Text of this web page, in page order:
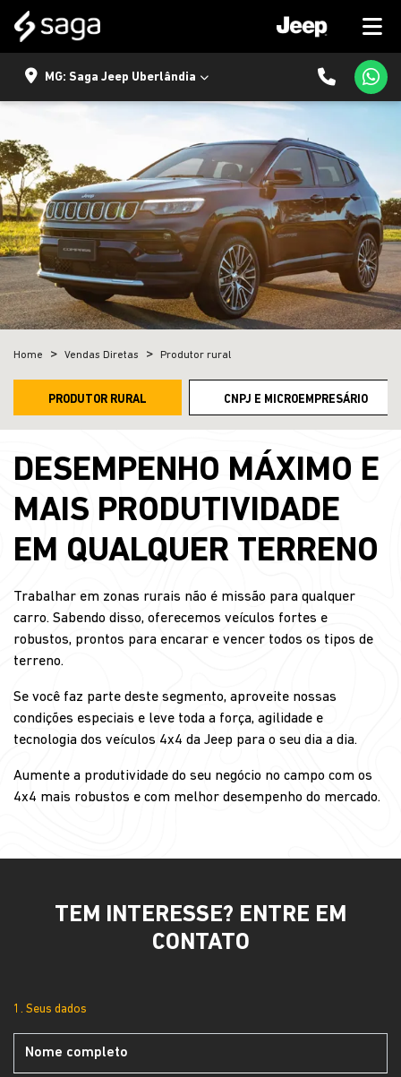
MG: Saga Jeep Uberlândia
Home Vendas Diretas Produtor rural
CNPJ E MICROEMPRESÁRIO
PRODUTOR RURAL
DESEMPENHO MÁXIMO E
MAIS PRODUTIVIDADE
EM QUALQUER TERRENO
Trabalhar em zonas rurais não é missão para qualquer
carro. Sabendo disso, oferecemos veículos fortes e
robustos, prontos para encarar e vencer todos os tipos de
terreno.
Se você faz parte deste segmento, aproveite nossas
condições especiais e leve toda a força, agilidade e
tecnologia dos veículos 4x4 da Jeep para o seu dia a dia.
Aumente a produtividade do seu negócio no campo com os
4x4 mais robustos e com melhor desempenho do mercado.
TEM INTERESSE? ENTRE EM
CONTATO
1. Seus dados